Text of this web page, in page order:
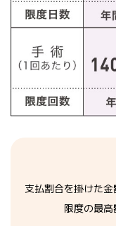
支払割合を掛けた金
限度の最高